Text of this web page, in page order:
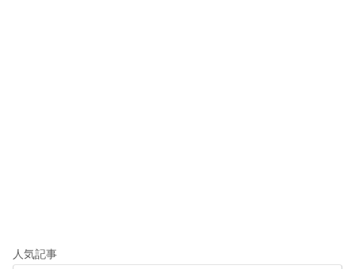
人気記事